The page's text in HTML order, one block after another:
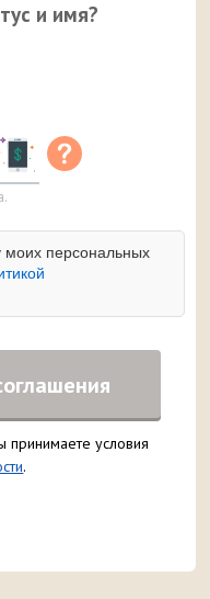
и имя?
моих персональных
принимаете условия
.